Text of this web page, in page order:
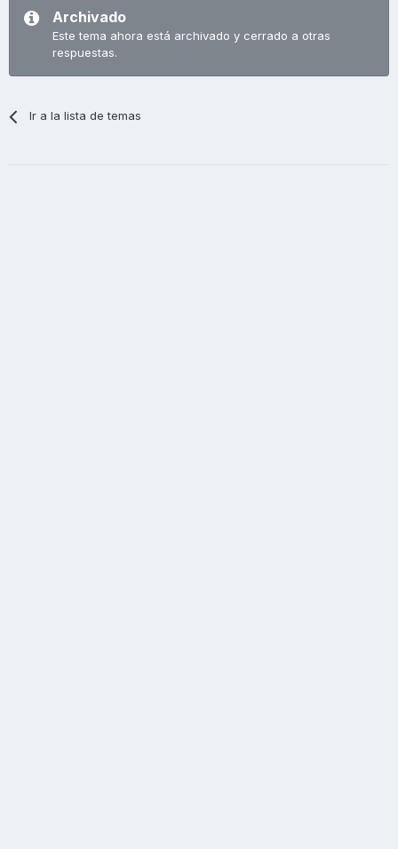
Archivado
Este tema ahora está archivado y cerrado a otras
respuestas.
Ir a la lista de temas